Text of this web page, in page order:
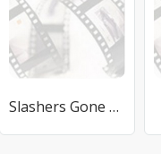
Slashers Gone Wild!